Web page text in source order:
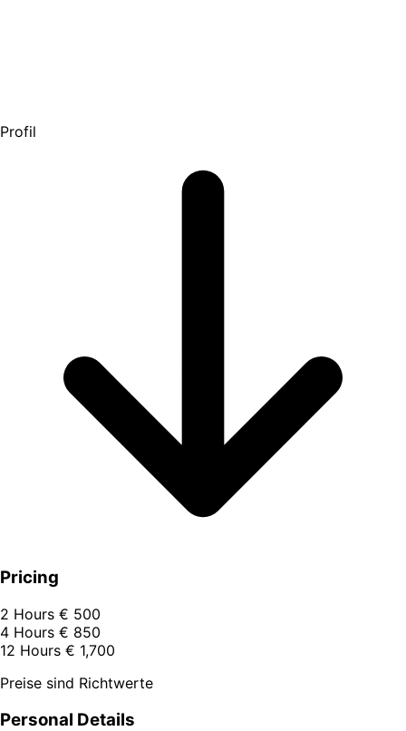
Profil
Pricing
2 Hours € 500
4 Hours € 850
12 Hours € 1,700
Preise sind Richtwerte
Personal Details